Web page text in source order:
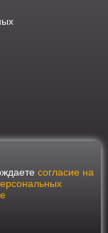
с требованиями
ФЗ "О персональных
только при
данных. Для
пользователями мы
сайтом, вы
согласие на